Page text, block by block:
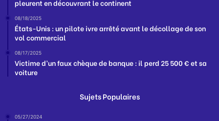
pleurent en découvrant le continent
08/18/2025
États-Unis : un pilote ivre arrêté avant le décollage de son
vol commercial
08/17/2025
Victime d’un faux chèque de banque : il perd 25 500 € et sa
voiture
Sujets Populaires
05/27/2024